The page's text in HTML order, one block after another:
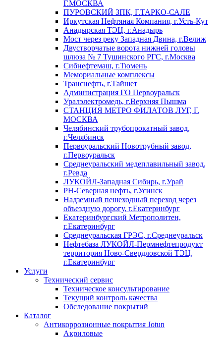
Г.МОСКВА
ПУРОВСКИЙ ЗПК, Г.ТАРКО-САЛЕ
Иркутская Нефтяная Компания, г.Усть-Кут
Анадырская ТЭЦ, г.Анадырь
Мост через реку Западная Двина, г.Велиж
Двустворчатые ворота нижней головы
шлюза № 7 Тушинского РГС, г.Москва
Сибнефтемаш, г.Тюмень
Мемориальные комплексы
Транснефть, г.Тайшет
Администрация ГО Первоуральск
Уралэлектромедь, г.Верхняя Пышма
СТАНЦИЯ МЕТРО ФИЛАТОВ ЛУГ, Г.
МОСКВА
Челябинский трубопрокатный завод,
г.Челябинск
Первоуральский Новотрубный завод,
г.Первоуральск
Среднеуральский медеплавильный завод,
г.Ревда
ЛУКОЙЛ-Западная Сибирь, г.Урай
РН-Северная нефть, г.Усинск
Надземный пешеходный переход через
объездную дорогу, г.Екатеринбург
Екатеринбургский Метрополитен,
г.Екатеринбург
Среднеуральская ГРЭС, г.Среднеуральск
Нефтебаза ЛУКОЙЛ-Пермнефтепродукт
территория Ново-Свердловской ТЭЦ,
г.Екатеринбург
Услуги
Технический сервис
Техническое консультирование
Текущий контроль качества
Обследование покрытий
Каталог
Антикоррозионные покрытия Jotun
Акриловые